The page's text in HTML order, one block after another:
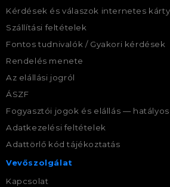
Kérdések és válaszok internetes
Szállítási feltételek
Fontos tudnivalók / Gyakori kérdések
Rendelés menete
Az elállási jogról
ÁSZF
Fogyasztói jogok és elállás —
Adatkezelési feltételek
Adattörlő kód tájékoztatás
Vevőszolgálat
Kapcsolat